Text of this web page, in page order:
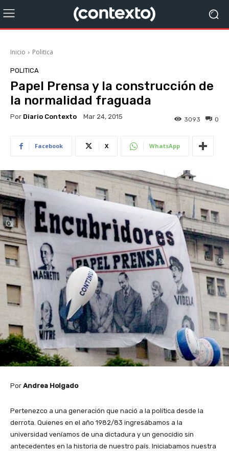
Inicio Politica
POLITICA
Papel Prensa y la construcción de
la normalidad fraguada
Por Diario Contexto Mar 24, 2015 0
3093
Facebook X WhatsApp
Por Andrea Holgado
Pertenezco a una generación que nació a la política desde la
derrota. Quienes en el año 1982/83 ingresábamos a la
universidad veníamos de una dictadura y un genocidio sin
antecedentes en la historia de nuestro país. Iniciabamos nuestra